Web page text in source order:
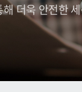
더욱 안전한